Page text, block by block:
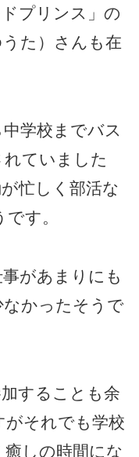
プリンス」の
た）さんも在
学校までバス
ていました
忙しく部活な
す。
があまりにも
かったそうで
することも余
がそれでも学校
しの時間にな